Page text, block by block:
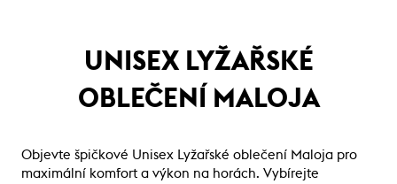
UNISEX LYŽAŘSKÉ
OBLEČENÍ MALOJA
Objevte špičkové Unisex Lyžařské oblečení Maloja pro
maximální komfort a výkon na horách. Vybírejte